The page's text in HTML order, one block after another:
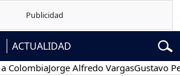
ACTUALIDAD
Jorge Alfredo VargasGustavo Petro